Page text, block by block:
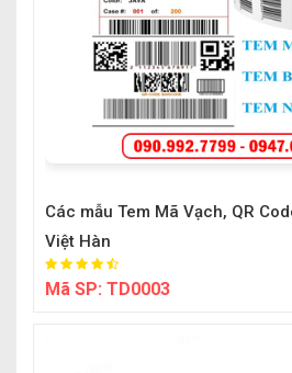
Các mẫu Tem Mã Vạch, QR
Việt Hàn
Mã SP: TD0003